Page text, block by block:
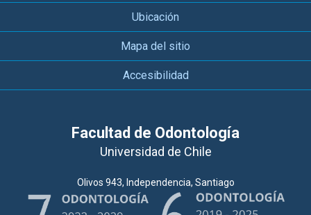
Ubicación
Mapa del sitio
Accesibilidad
Facultad de Odontología
Universidad de Chile
Olivos 943, Independencia, Santiago